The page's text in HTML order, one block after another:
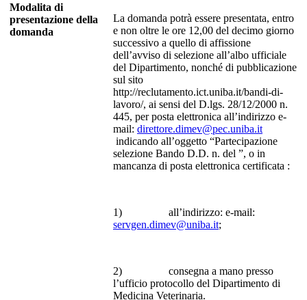
Modalita di
presentazione della
domanda
La domanda potrà essere presentata, entro
e non oltre le ore 12,00 del decimo giorno
successivo a quello di affissione
dell’avviso di selezione all’albo ufficiale
del Dipartimento, nonché di pubblicazione
sul sito
http://reclutamento.ict.uniba.it/bandi-di-
lavoro/, ai sensi del D.lgs. 28/12/2000 n.
445, per posta elettronica all’indirizzo e-
mail: direttore.dimev@pec.uniba.it
indicando all’oggetto “Partecipazione
selezione Bando D.D. n. del ”, o in
mancanza di posta elettronica certificata :
1) all’indirizzo: e-mail:
servgen.dimev@uniba.it;
2) consegna a mano presso
l’ufficio protocollo del Dipartimento di
Medicina Veterinaria.